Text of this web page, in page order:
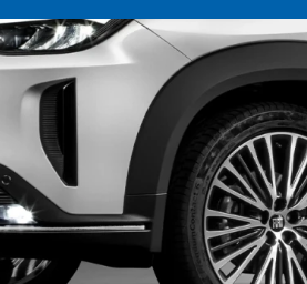
Preferência de contato:
Whatsapp
Telefone Email
Li e aceito a Política de Privacidadee
concordo em receber comunicações da
concessionária.
ENTRAR EM CONTATO